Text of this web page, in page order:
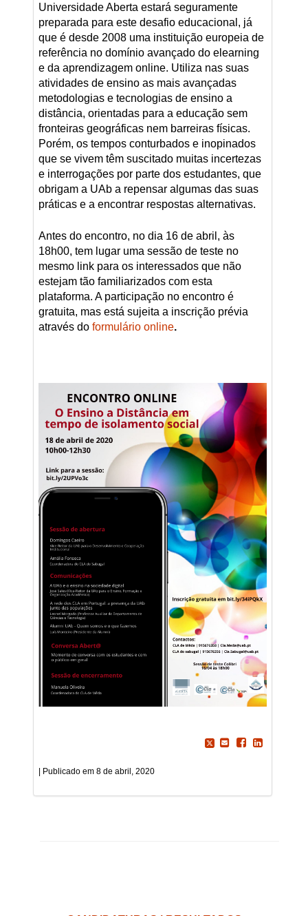
Universidade Aberta estará seguramente
preparada para este desafio educacional, já
que é desde 2008 uma instituição europeia de
referência no domínio avançado do elearning
e da aprendizagem online. Utiliza nas suas
atividades de ensino as mais avançadas
metodologias e tecnologias de ensino a
distância, orientadas para a educação sem
fronteiras geográficas nem barreiras físicas.
Porém, os tempos conturbados e inopinados
que se vivem têm suscitado muitas incertezas
e interrogações por parte dos estudantes, que
obrigam a UAb a repensar algumas das suas
práticas e a encontrar respostas alternativas.
Antes do encontro, no dia 16 de abril, às
18h00, tem lugar uma sessão de teste no
mesmo link para os interessados que não
estejam tão familiarizados com esta
plataforma. A participação no encontro é
gratuita, mas está sujeita a inscrição prévia
através do formulário online.
8 de abril, 2020